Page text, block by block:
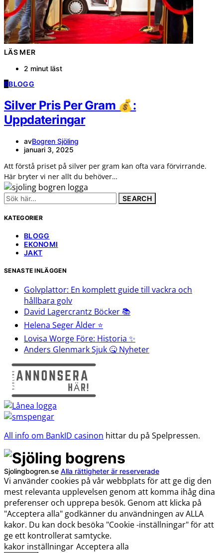
LÄS MER
2 minut läst
BBLOGG
Silver Pris Per Gram 💰:
Uppdateringar
avBogren Sjöling
januari 3, 2025
Att förstå priset på silver per gram kan ofta vara förvirrande.
Här bryter vi ner allt du behöver…
Search
for:
KATEGORIER
BLOGG
EKONOMI
JAKT
SENASTE INLÄGGEN
Golvplattor: En komplett guide till vackra och
hållbara golv
David Lagercrantz Böcker 📚
Helena Seger Ålder ⭐️
Lovisa Worge Före: Historia ✨
Anders Glenmark Sjuk 🤒 Nyheter
All info om BankID casinon hittar du på Spelpressen.
Sjolingbogren.se Alla rättigheter är reserverade
Vi använder cookies på vår webbplats för att ge dig den
mest relevanta upplevelsen genom att komma ihåg dina
preferenser och upprepa besök. Genom att klicka på
"Acceptera alla" godkänner du användningen av ALLA
kakor. Du kan dock besöka "Cookie -inställningar" för att
ge ett kontrollerat samtycke.
kakor inställningar Acceptera alla